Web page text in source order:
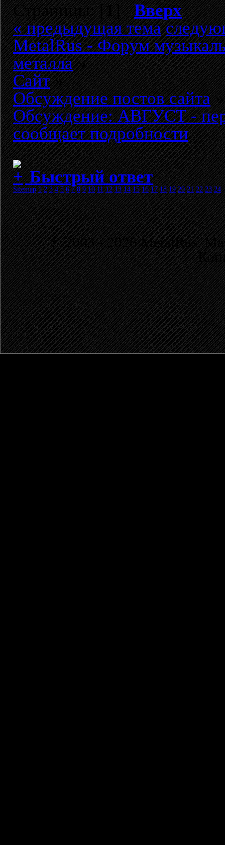
Страницы: [1]Вверх
« предыдущая тема
MetalRus - Форум
металла»
Сайт»
Обсуждение постов сайта»
Обсуждение: АВГУСТ -
сообщает подробности
Быстрый ответ
Sitemap 1 2 3 4 5 6 7 8 9 10 11 12 13 14 15 16 17 18 19 20 21 22 23 24
© 2003 - 2026 MetalRus.